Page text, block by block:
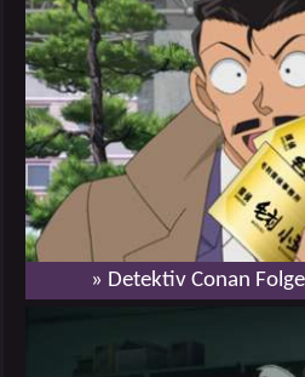
» Detektiv Conan